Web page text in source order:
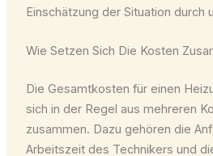
Einschätzung der Situation durch
Wie Setzen Sich Die Kosten
Die Gesamtkosten für einen
sich in der Regel aus mehreren
zusammen. Dazu gehören die
Arbeitszeit des Technikers und